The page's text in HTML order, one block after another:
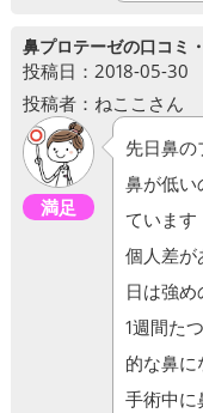
鼻プロテーゼの口コミ
投稿日：2018-05-30
投稿者：ねここさん
満足
先日鼻の
鼻が低い
ています
個人差が
日は強め
1週間た
的な鼻に
手術中に